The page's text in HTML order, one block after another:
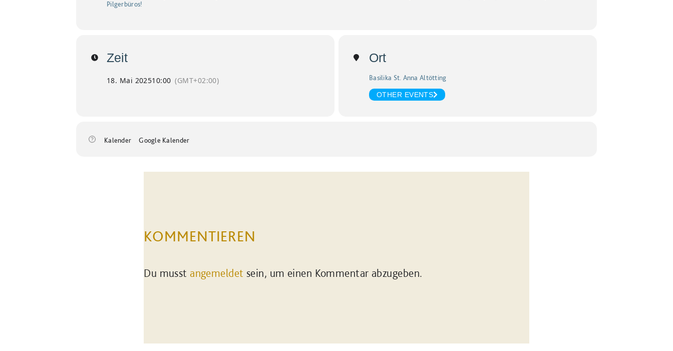
Pilgerbüros!
Zeit
18. Mai 202510:00 (GMT+02:00)
Ort
Basilika St. Anna Altötting
OTHER EVENTS
Kalender Google Kalender
KOMMENTIEREN
Du musstangemeldet sein, um einen Kommentar abzugeben.